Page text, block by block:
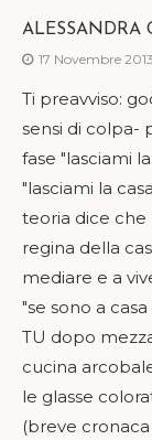
ALESSANDRA
17 Novembre
Ti preavviso:
sensi di colpa-
fase "lasciami
"lasciami la
teoria dice che
regina della
mediare e a
"se sono a
TU dopo
cucina
le glasse
(breve